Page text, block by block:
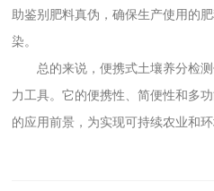
助鉴别肥料真伪，确保生产使用的
染。
总的来说，便携式土壤养分检
力工具。它的便携性、简便性和多
的应用前景，为实现可持续农业和